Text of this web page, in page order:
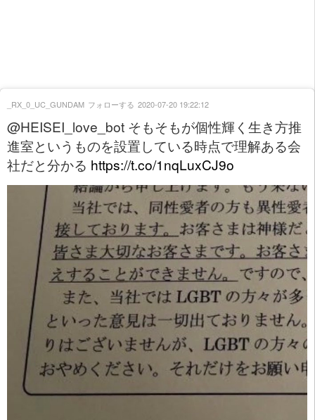
@HEISEI_love_bot そもそもが個性輝く生き方推
進室というものを設置している時点で理解ある会
社だと分かる https://t.co/1nqLuxCJ9o
_RX_0_UC_GUNDAM フォローする 2020-07-20 19:22:12